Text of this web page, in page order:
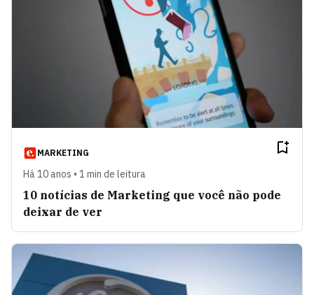
MARKETING
Há 10 anos • 1 min de leitura
10 notícias de Marketing que você não pode
deixar de ver